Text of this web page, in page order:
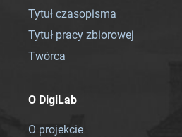
Tytuł czasopisma
Tytuł pracy zbiorowej
Twórca
O DigiLab
O projekcie